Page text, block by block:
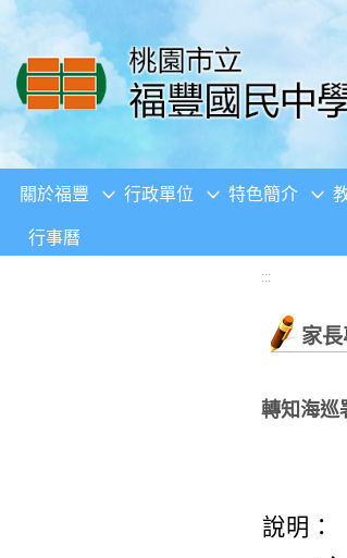
移至網頁之主要內容區位置
關於福豐 行政單位 特色簡介
行事曆
:::
家
轉知海巡
說明：